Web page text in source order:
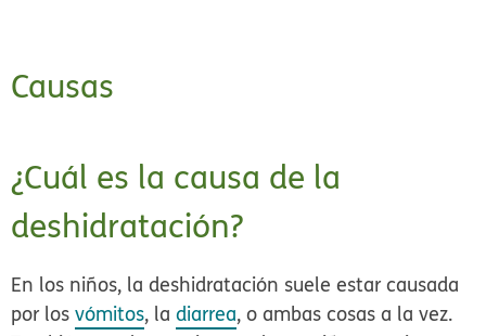
Causas
¿Cuál es la causa de la
deshidratación?
En los niños, la deshidratación suele estar causada
por losvómitos, ladiarrea, o ambas cosas a la vez.